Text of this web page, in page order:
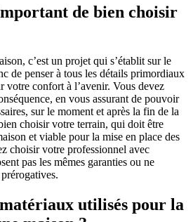
de bien choisir
c’est un projet qui s’établit sur le
de penser à tous les détails primordiaux
votre confort à l’avenir. Vous devez
en vous assurant de pouvoir
sur le moment et après la fin de la
choisir votre terrain, qui doit être
et viable pour la mise en place des
choisir votre professionnel avec
pas les mêmes garanties ou ne
utilisés pour la